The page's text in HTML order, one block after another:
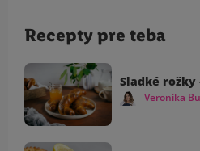
Recepty pre teba
Sladké rožky
Veronika